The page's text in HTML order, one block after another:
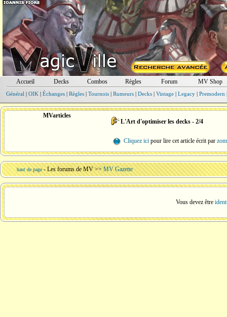
Accueil Decks Combos Règles Forum MV Shop
Général | OIK | Échanges| Règles| Tournois| Rumeurs| Decks| Vintage| Legacy| Premodern
MVarticles
L'Art d'optimiser les decks - 2/4
Cliquez ici pour lire cet article écrit par
haut de page -Les forums de MV>>MV Gazette
Vous devez être